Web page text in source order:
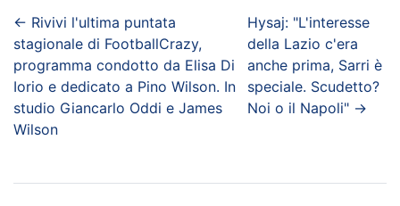
← Rivivi l'ultima puntata
stagionale di FootballCrazy,
programma condotto da Elisa Di
Iorio e dedicato a Pino Wilson. In
studio Giancarlo Oddi e James
Wilson
Hysaj: "L'interesse
della Lazio c'era
anche prima, Sarri è
speciale. Scudetto?
Noi o il Napoli"→